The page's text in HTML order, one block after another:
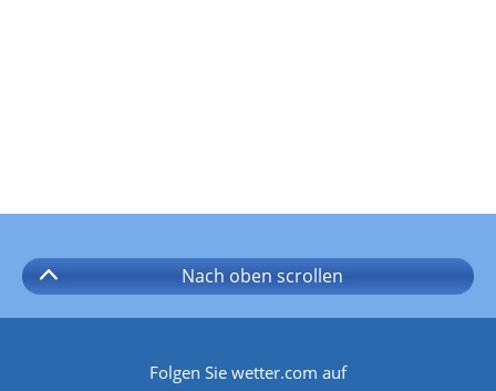
Nach oben scrollen
Folgen Sie wetter.com auf